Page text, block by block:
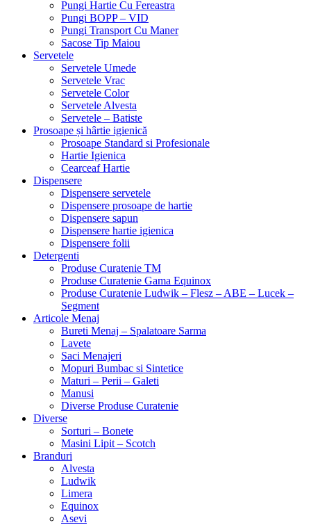
Pungi Hartie Cu Fereastra
Pungi BOPP – VID
Pungi Transport Cu Maner
Sacose Tip Maiou
Servetele
Servetele Umede
Servetele Vrac
Servetele Color
Servetele Alvesta
Servetele – Batiste
Prosoape și hârtie igienică
Prosoape Standard si Profesionale
Hartie Igienica
Cearceaf Hartie
Dispensere
Dispensere servetele
Dispensere prosoape de hartie
Dispensere sapun
Dispensere hartie igienica
Dispensere folii
Detergenti
Produse Curatenie TM
Produse Curatenie Gama Equinox
Produse Curatenie Ludwik – Flesz – ABE – Lucek –
Segment
Articole Menaj
Bureti Menaj – Spalatoare Sarma
Lavete
Saci Menajeri
Mopuri Bumbac si Sintetice
Maturi – Perii – Galeti
Manusi
Diverse Produse Curatenie
Diverse
Sorturi – Bonete
Masini Lipit – Scotch
Branduri
Alvesta
Ludwik
Limera
Equinox
Asevi